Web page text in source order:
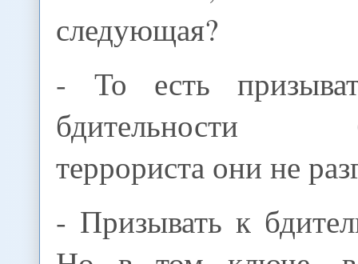
следующая?
- То есть
бдительности
террориста они не
- Призывать к